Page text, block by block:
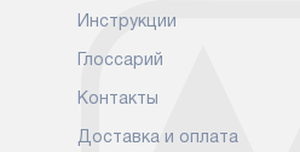
оформлении заказа.
В установленный день наша
к вашей двери или до
Инструкции
Глоссарий
Контакты
Доставка и оплата